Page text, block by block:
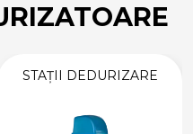
STAȚII DEDURIZARE